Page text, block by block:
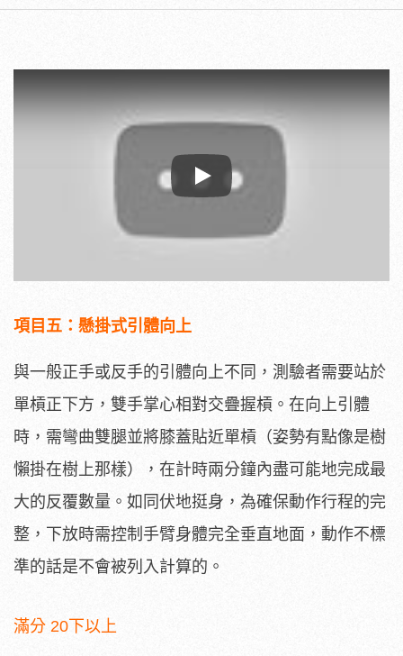
Play
項目五： 懸掛式引體向上
與一般正手或反手的引體向上不同，測驗者需要站於
單槓正下方，雙手掌心相對交疊握槓。在向上引體
時，需彎曲雙腿並將膝蓋貼近單槓（姿勢有點像是樹
懶掛在樹上那樣），在計時兩分鐘內盡可能地完成最
大的反覆數量。如同伏地挺身，為確保動作行程的完
整，下放時需控制手臂身體完全垂直地面，動作不標
準的話是不會被列入計算的。
滿分 20下以上